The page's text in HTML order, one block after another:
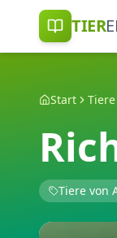
TIER
Start
Tiere von